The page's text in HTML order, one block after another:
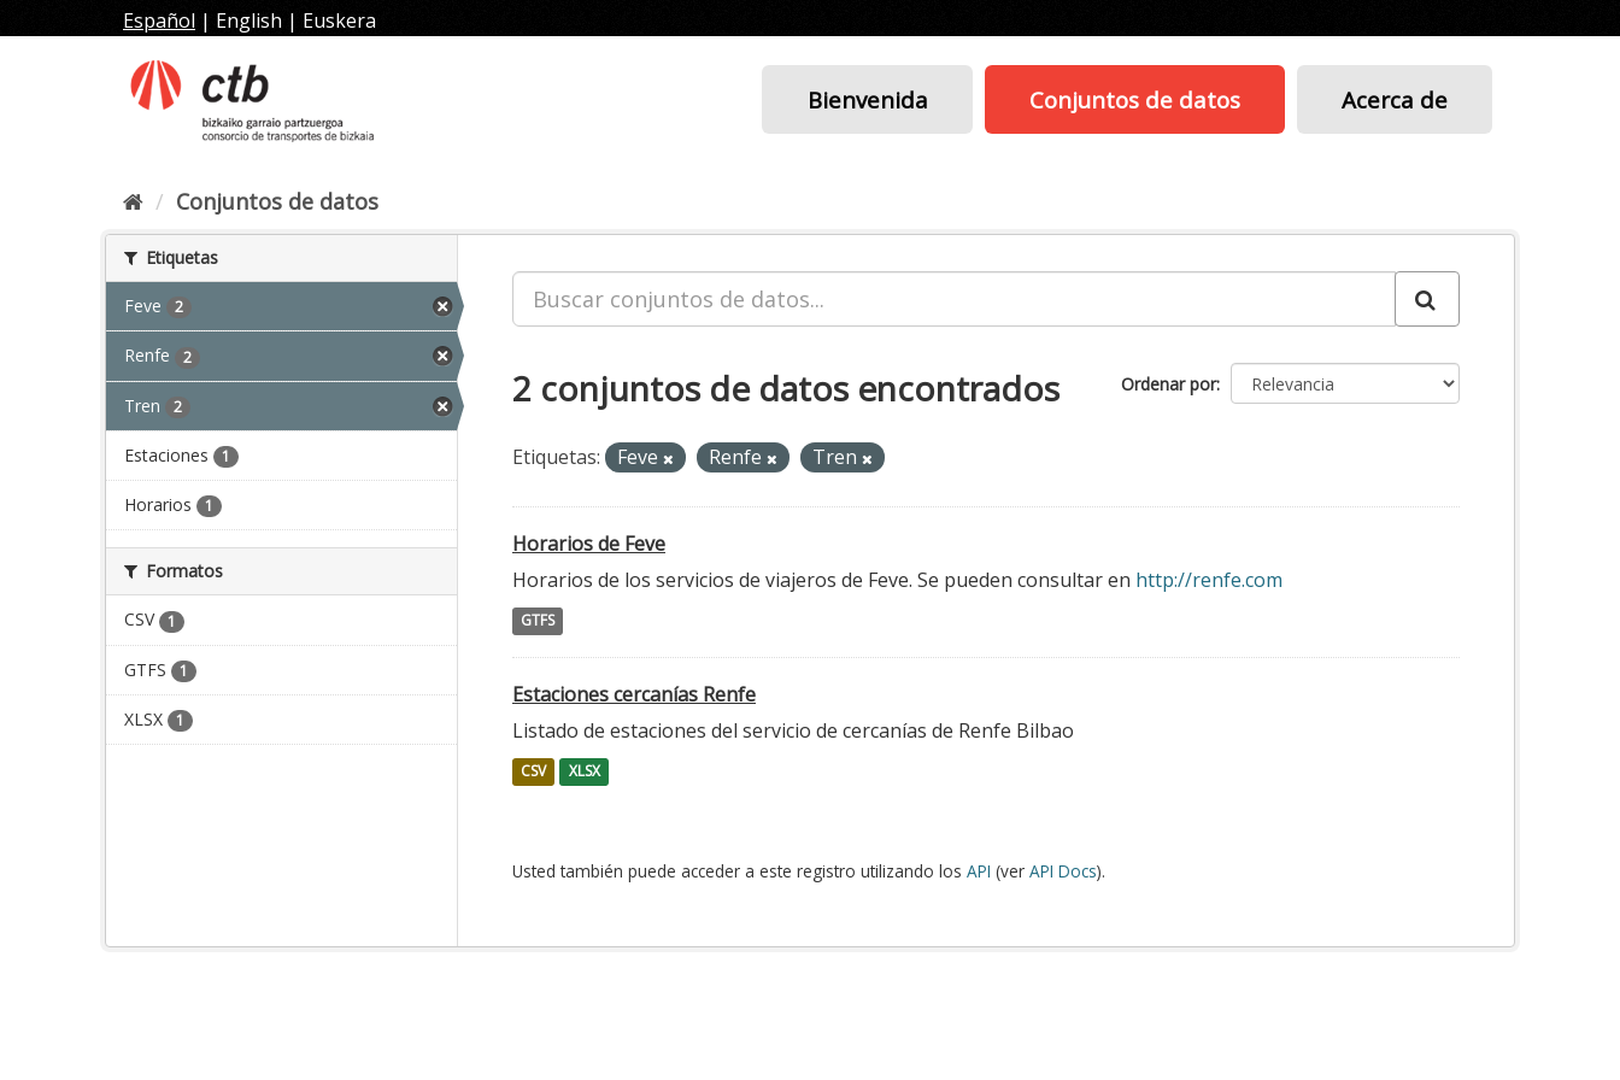
al
Español | English | Euskera
Bienvenida Conjuntos de datos Acerca de
Conjuntos de datos
Etiquetas
Feve 2
Renfe 2
Tren 2
Estaciones 1
Horarios 1
Formatos
CSV 1
GTFS 1
XLSX 1
Ordenar por
2 conjuntos de datos encontrados
Etiquetas: Feve Renfe Tren
Horarios de Feve
Horarios de los servicios de viajeros de Feve. Se pueden consultar en http://renfe.com
GTFS
Estaciones cercanías Renfe
Listado de estaciones del servicio de cercanías de Renfe Bilbao
CSV XLSX
Usted también puede acceder a este registro utilizando los API (ver API Docs).